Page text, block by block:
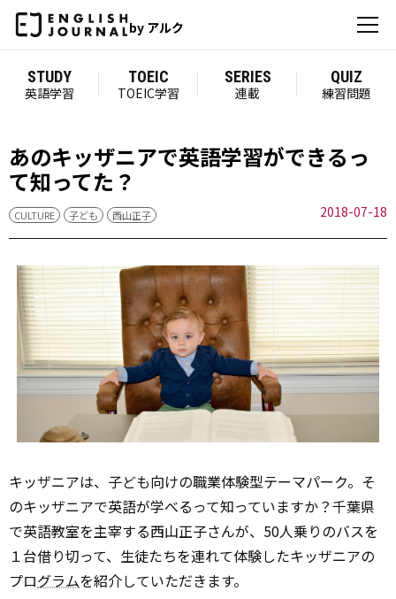
by アルク
STUDY
英語学習
TOEIC
TOEIC学習
SERIES
連載
QUIZ
練習問題
あのキッザニアで英語学習ができるっ
て知ってた？
CULTURE 子ども 西山正子 2018-07-18
キッザニアは、子ども向けの職業体験型テーマパーク。そ
のキッザニアで英語が学べるって知っていますか？千葉県
で英語教室を主宰する西山正子さんが、50人乗りのバスを
１台借り切って、生徒たちを連れて体験したキッザニアの
プログラムを紹介していただきます。